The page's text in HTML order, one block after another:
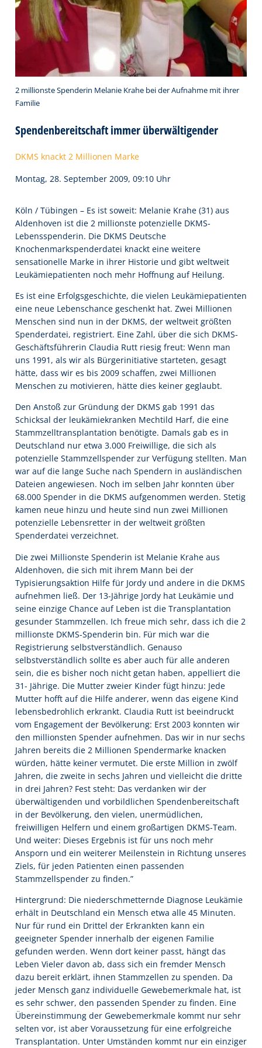
2 millionste Spenderin Melanie Krahe bei der Aufnahme mit ihrer
Familie
Spendenbereitschaft immer überwältigender
DKMS knackt 2 Millionen Marke
Montag, 28. September 2009, 09:10 Uhr
Köln / Tübingen – Es ist soweit: Melanie Krahe (31) aus
Aldenhoven ist die 2 millionste potenzielle DKMS-
Lebensspenderin. Die DKMS Deutsche
Knochenmarkspenderdatei knackt eine weitere
sensationelle Marke in ihrer Historie und gibt weltweit
Leukämiepatienten noch mehr Hoffnung auf Heilung.
Es ist eine Erfolgsgeschichte, die vielen Leukämiepatienten
eine neue Lebenschance geschenkt hat. Zwei Millionen
Menschen sind nun in der DKMS, der weltweit größten
Spenderdatei, registriert. Eine Zahl, über die sich DKMS-
Geschäftsführerin Claudia Rutt riesig freut: Wenn man
uns 1991, als wir als Bürgerinitiative starteten, gesagt
hätte, dass wir es bis 2009 schaffen, zwei Millionen
Menschen zu motivieren, hätte dies keiner geglaubt.
Den Anstoß zur Gründung der DKMS gab 1991 das
Schicksal der leukämiekranken Mechtild Harf, die eine
Stammzelltransplantation benötigte. Damals gab es in
Deutschland nur etwa 3.000 Freiwillige, die sich als
potenzielle Stammzellspender zur Verfügung stellten. Man
war auf die lange Suche nach Spendern in ausländischen
Dateien angewiesen. Noch im selben Jahr konnten über
68.000 Spender in die DKMS aufgenommen werden. Stetig
kamen neue hinzu und heute sind nun zwei Millionen
potenzielle Lebensretter in der weltweit größten
Spenderdatei verzeichnet.
Die zwei Millionste Spenderin ist Melanie Krahe aus
Aldenhoven, die sich mit ihrem Mann bei der
Typisierungsaktion Hilfe für Jordy und andere in die DKMS
aufnehmen ließ. Der 13-Jährige Jordy hat Leukämie und
seine einzige Chance auf Leben ist die Transplantation
gesunder Stammzellen. Ich freue mich sehr, dass ich die 2
millionste DKMS-Spenderin bin. Für mich war die
Registrierung selbstverständlich. Genauso
selbstverständlich sollte es aber auch für alle anderen
sein, die es bisher noch nicht getan haben, appelliert die
31- Jährige. Die Mutter zweier Kinder fügt hinzu: Jede
Mutter hofft auf die Hilfe anderer, wenn das eigene Kind
lebensbedrohlich erkrankt. Claudia Rutt ist beeindruckt
vom Engagement der Bevölkerung: Erst 2003 konnten wir
den millionsten Spender aufnehmen. Das wir in nur sechs
Jahren bereits die 2 Millionen Spendermarke knacken
würden, hätte keiner vermutet. Die erste Million in zwölf
Jahren, die zweite in sechs Jahren und vielleicht die dritte
in drei Jahren? Fest steht: Das verdanken wir der
überwältigenden und vorbildlichen Spendenbereitschaft
in der Bevölkerung, den vielen, unermüdlichen,
freiwilligen Helfern und einem großartigen DKMS-Team.
Und weiter: Dieses Ergebnis ist für uns noch mehr
Ansporn und ein weiterer Meilenstein in Richtung unseres
Ziels, für jeden Patienten einen passenden
Stammzellspender zu finden.”
Hintergrund: Die niederschmetternde Diagnose Leukämie
erhält in Deutschland ein Mensch etwa alle 45 Minuten.
Nur für rund ein Drittel der Erkrankten kann ein
geeigneter Spender innerhalb der eigenen Familie
gefunden werden. Wenn dort keiner passt, hängt das
Leben Vieler davon ab, dass sich ein fremder Mensch
dazu bereit erklärt, ihnen Stammzellen zu spenden. Da
jeder Mensch ganz individuelle Gewebemerkmale hat, ist
es sehr schwer, den passenden Spender zu finden. Eine
Übereinstimmung der Gewebemerkmale kommt nur sehr
selten vor, ist aber Voraussetzung für eine erfolgreiche
Transplantation. Unter Umständen kommt nur ein einziger